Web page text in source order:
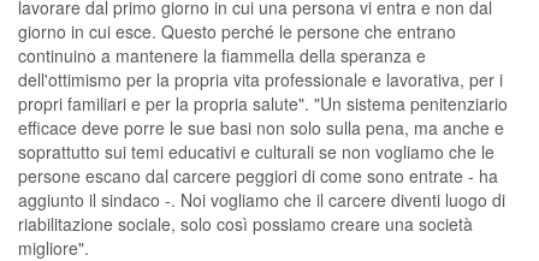
lavorare dal primo giorno in cui una persona vi entra e non dal
giorno in cui esce. Questo perché le persone che entrano
continuino a mantenere la fiammella della speranza e
dell'ottimismo per la propria vita professionale e lavorativa, per i
propri familiari e per la propria salute". "Un sistema penitenziario
efficace deve porre le sue basi non solo sulla pena, ma anche e
soprattutto sui temi educativi e culturali se non vogliamo che le
persone escano dal carcere peggiori di come sono entrate - ha
aggiunto il sindaco -. Noi vogliamo che il carcere diventi luogo di
riabilitazione sociale, solo così possiamo creare una società
migliore".